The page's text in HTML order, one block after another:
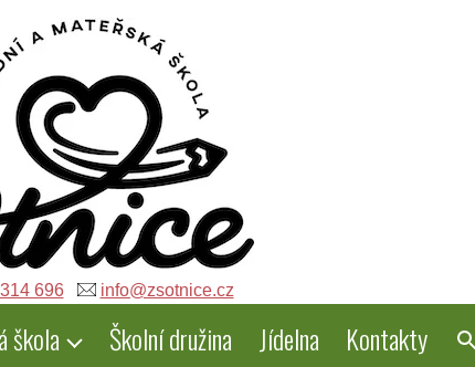
696 info@zsotnice.cz
škola Školní družina Jídelna Kontakty